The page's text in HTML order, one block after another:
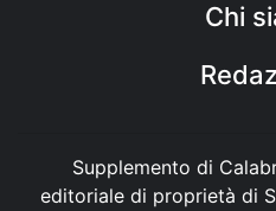
Chi
Supplemento di
editoriale di proprietà di